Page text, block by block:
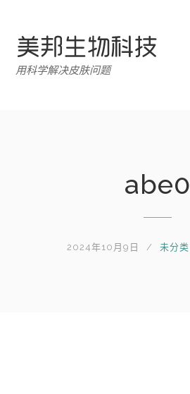
用科学解决皮肤问题
abe0
2024年10月9日 未分类